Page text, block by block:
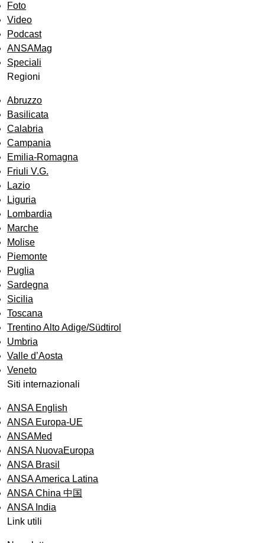
Foto
Video
Podcast
ANSAMag
Speciali
Regioni
Abruzzo
Basilicata
Calabria
Campania
Emilia-Romagna
Friuli V.G.
Lazio
Liguria
Lombardia
Marche
Molise
Piemonte
Puglia
Sardegna
Sicilia
Toscana
Trentino Alto Adige/Südtirol
Umbria
Valle d’Aosta
Veneto
Siti internazionali
ANSA English
ANSA Europa-UE
ANSAMed
ANSA NuovaEuropa
ANSA Brasil
ANSA America Latina
ANSA China 中国
ANSA India
Link utili